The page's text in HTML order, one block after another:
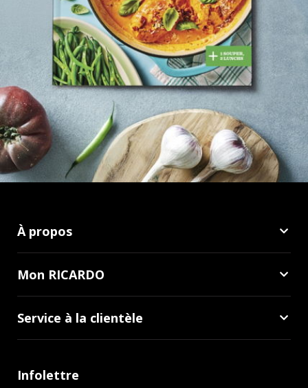
À propos
Mon RICARDO
Service à la clientèle
Infolettre